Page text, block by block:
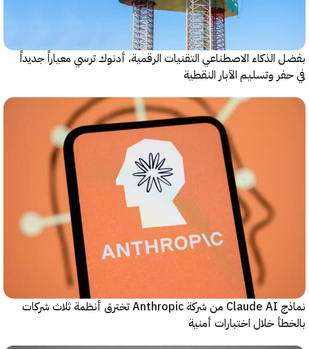
الاصطناعي التقنيات الرقمية، أدنوك ترسي معياراً جديداً
وتسليم الآبار النقطية
نماذج Claude AI من شركة Anthropic تخترق أنظمة ثلاث شركات
خلال اختبارات أمنية